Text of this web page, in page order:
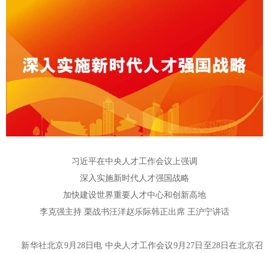
习近平在中央人才工作会议上强调
深入实施新时代人才强国战略
加快建设世界重要人才中心和创新高地
李克强主持 栗战书汪洋赵乐际韩正出席 王沪宁讲话
新华社北京9月28日电 中央人才工作会议9月27日至28日在北京召